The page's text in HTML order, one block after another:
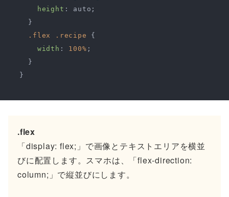
height : auto;
    }
.flex
.recipe
{
width : 100% ;
    }
  }
.flex
「display: flex;」で画像とテキストエリアを横並
びに配置します。スマホは、「flex-direction:
column;」で縦並びにします。